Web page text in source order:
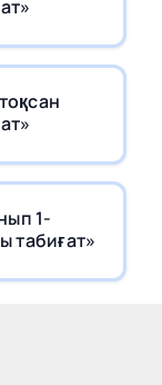
1-
табиғат»